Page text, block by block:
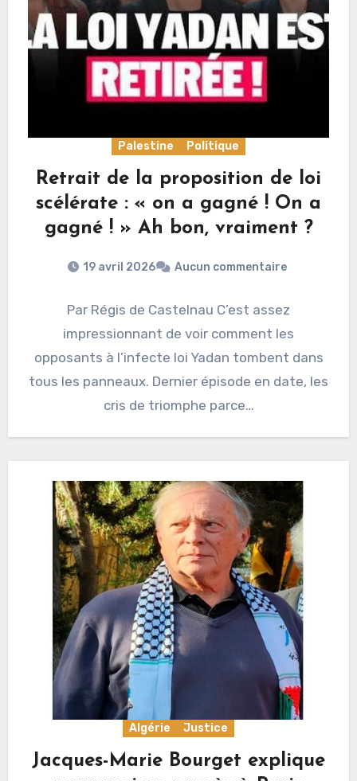
Palestine Politique
Retrait de la proposition de loi
scélérate : « on a gagné ! On a
gagné ! » Ah bon, vraiment ?
19 avril 2026 Aucun commentaire
Par Régis de Castelnau C’est assez
impressionnant de voir comment les
opposants à l’infecte loi Yadan tombent dans
tous les panneaux. Dernier épisode en date, les
cris de triomphe parce…
Algérie Justice
Jacques-Marie Bourget explique